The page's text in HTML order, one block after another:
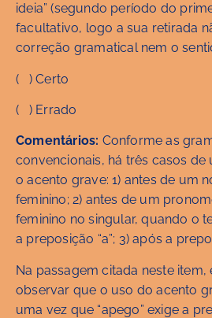
ideia” (segundo período do
facultativo, logo a sua retirada
correção gramatical nem o
( ) Certo
( ) Errado
Comentários: Conforme as
convencionais, há três casos
o acento grave: 1) antes de um
feminino; 2) antes de um
feminino no singular, quando o
a preposição “a”; 3) após a
Na passagem citada neste item,
observar que o uso do acento
uma vez que “apego” exige a